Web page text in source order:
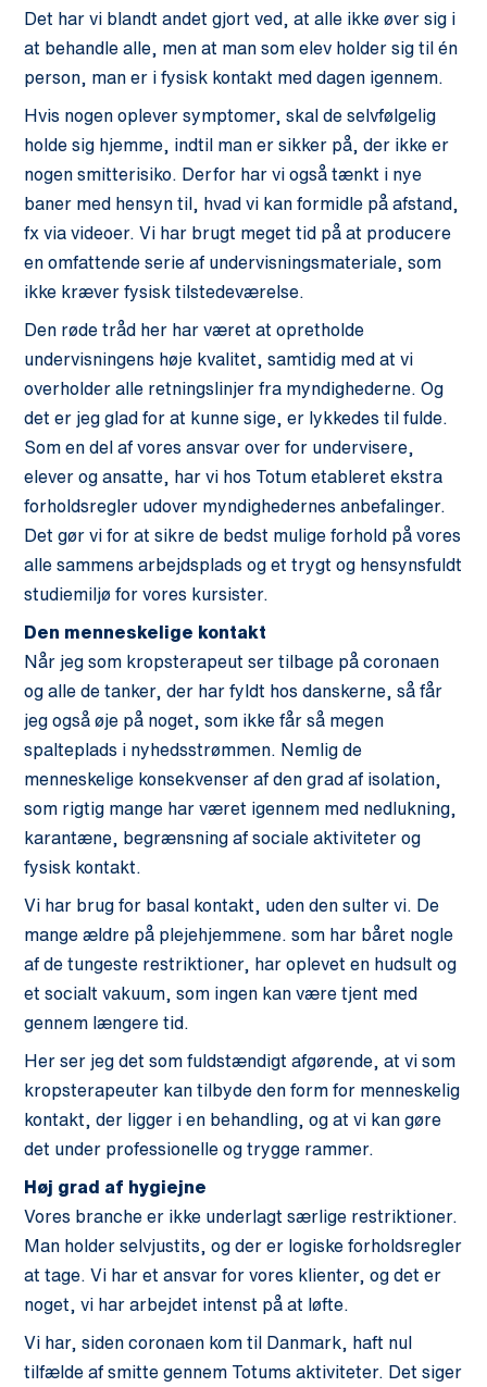
Det har vi blandt andet gjort ved, at alle ikke øver sig i
at behandle alle, men at man som elev holder sig til én
person, man er i fysisk kontakt med dagen igennem.
Hvis nogen oplever symptomer, skal de selvfølgelig
holde sig hjemme, indtil man er sikker på, der ikke er
nogen smitterisiko. Derfor har vi også tænkt i nye
baner med hensyn til, hvad vi kan formidle på afstand,
fx via videoer. Vi har brugt meget tid på at producere
en omfattende serie af undervisningsmateriale, som
ikke kræver fysisk tilstedeværelse.
Den røde tråd her har været at opretholde
undervisningens høje kvalitet, samtidig med at vi
overholder alle retningslinjer fra myndighederne. Og
det er jeg glad for at kunne sige, er lykkedes til fulde.
Som en del af vores ansvar over for undervisere,
elever og ansatte, har vi hos Totum etableret ekstra
forholdsregler udover myndighedernes anbefalinger.
Det gør vi for at sikre de bedst mulige forhold på vores
alle sammens arbejdsplads og et trygt og hensynsfuldt
studiemiljø for vores kursister.
Den menneskelige kontakt
Når jeg som kropsterapeut ser tilbage på coronaen
og alle de tanker, der har fyldt hos danskerne, så får
jeg også øje på noget, som ikke får så megen
spalteplads i nyhedsstrømmen. Nemlig de
menneskelige konsekvenser af den grad af isolation,
som rigtig mange har været igennem med nedlukning,
karantæne, begrænsning af sociale aktiviteter og
fysisk kontakt.
Vi har brug for basal kontakt, uden den sulter vi. De
mange ældre på plejehjemmene. som har båret nogle
af de tungeste restriktioner, har oplevet en hudsult og
et socialt vakuum, som ingen kan være tjent med
gennem længere tid.
Her ser jeg det som fuldstændigt afgørende, at vi som
kropsterapeuter kan tilbyde den form for menneskelig
kontakt, der ligger i en behandling, og at vi kan gøre
det under professionelle og trygge rammer.
Høj grad af hygiejne
Vores branche er ikke underlagt særlige restriktioner.
Man holder selvjustits, og der er logiske forholdsregler
at tage. Vi har et ansvar for vores klienter, og det er
noget, vi har arbejdet intenst på at løfte.
Vi har, siden coronaen kom til Danmark, haft nul
tilfælde af smitte gennem Totums aktiviteter. Det siger